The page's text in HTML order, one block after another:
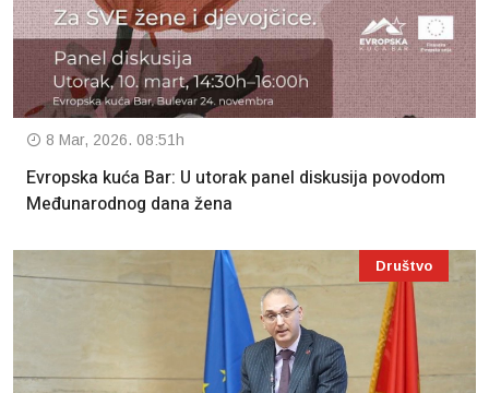
8 Mar, 2026. 08:51h
Evropska kuća Bar: U utorak panel diskusija povodom
Međunarodnog dana žena
Društvo